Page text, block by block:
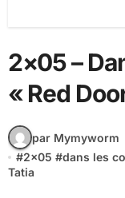
2×05 –
« Red
par Mymyworm
#2x05 #dans les
Tatia